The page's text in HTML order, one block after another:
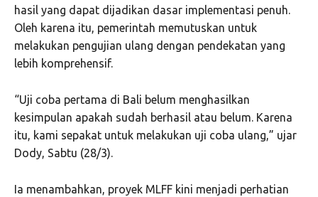
hasil yang dapat dijadikan dasar implementasi penuh.
Oleh karena itu, pemerintah memutuskan untuk
melakukan pengujian ulang dengan pendekatan yang
lebih komprehensif.
“Uji coba pertama di Bali belum menghasilkan
kesimpulan apakah sudah berhasil atau belum. Karena
itu, kami sepakat untuk melakukan uji coba ulang,” ujar
Dody, Sabtu (28/3).
Ia menambahkan, proyek MLFF kini menjadi perhatian